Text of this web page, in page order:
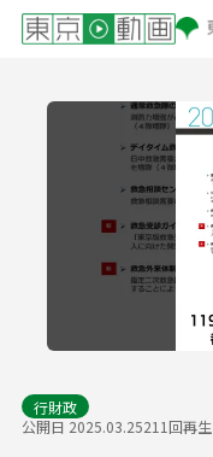
行財政
公開日 2025.03.25211回再生